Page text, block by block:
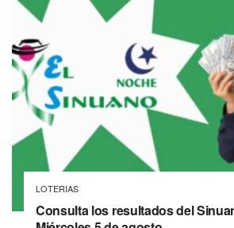
LOTERIAS
Consulta los resultados del